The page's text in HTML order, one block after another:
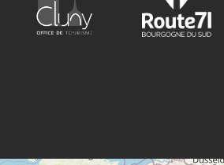
l'église Notre-Dame de Cluny,
début du XVIIIème siècle à l'initiative
Vous découvrirez dans l'Hôtel-Dieu :